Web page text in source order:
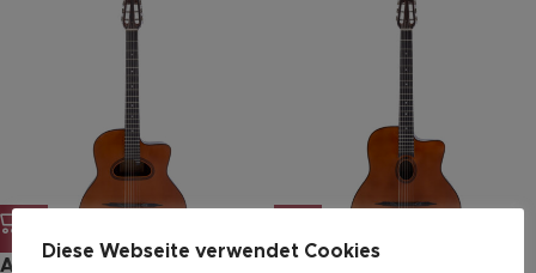
Anton Sandner Favino
Diese Webseite verwendet Cookies